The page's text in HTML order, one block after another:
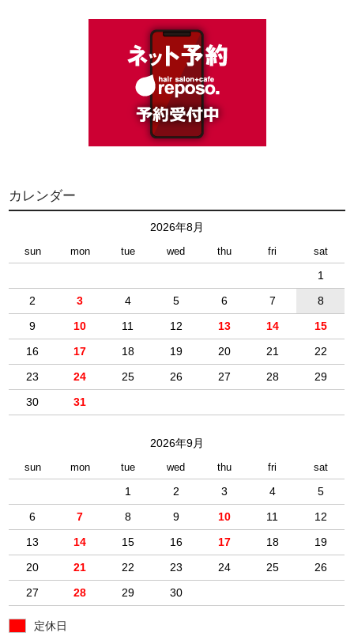
カレンダー
2026年8月
sun mon tue wed thu fri sat
1
2
3 4 5 6 7
8
9
10 11 12 13 14
15
16
17 18 19 20 21
22
23
24 25 26 27 28
29
30
31
2026年9月
sun mon tue wed thu fri sat
1 2 3 4
5
6
7 8 9 10 11
12
13
14 15 16 17 18
19
20
21 22 23 24 25
26
27
28 29 30
定休日